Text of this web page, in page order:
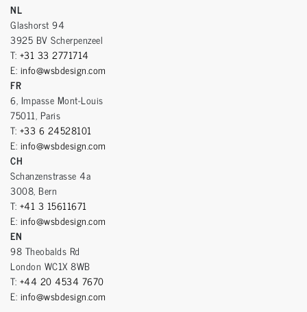
NL
Glashorst 94
3925 BV Scherpenzeel
T: +31 33 2771714
E: info@wsbdesign.com
FR
6, Impasse Mont-Louis
75011, Paris
T: +33 6 24528101
E: info@wsbdesign.com
CH
Schanzenstrasse 4a
3008, Bern
T: +41 3 15611671
E: info@wsbdesign.com
EN
98 Theobalds Rd
London WC1X 8WB
T: +44 20 4534 7670
E: info@wsbdesign.com